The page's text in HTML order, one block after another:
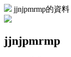
jjnjpmrmp的資料
jjnjpmrmp